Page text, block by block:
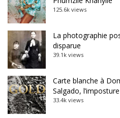
125.6k views
La photographie
disparue
39.1k views
Carte blanche à
Salgado, l’imposture
33.4k views